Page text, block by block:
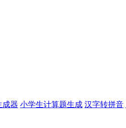
成器 小学生计算题生成 汉字转拼音